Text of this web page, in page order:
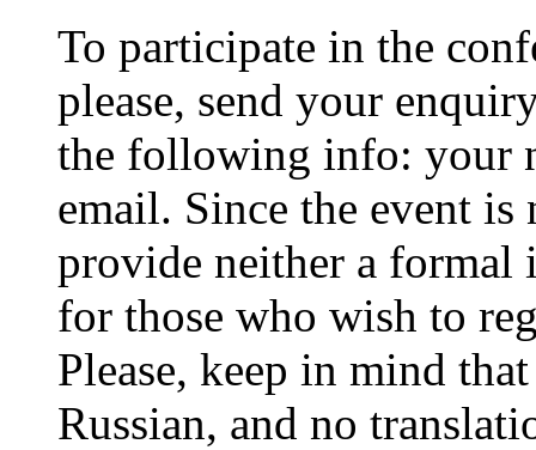
To participate in the
please, send your
the following info: your
email. Since the event is
provide neither a formal
for those who wish to
Please, keep in mind
Russian, and no